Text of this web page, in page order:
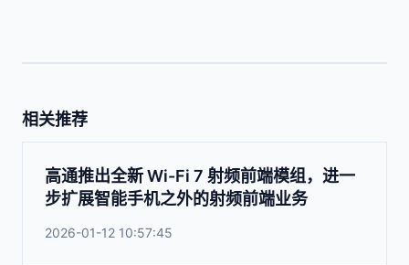
相关推荐
高通推出全新 Wi-Fi 7 射频前端模组，进一
步扩展智能手机之外的射频前端业务
2026-01-12 10:57:45